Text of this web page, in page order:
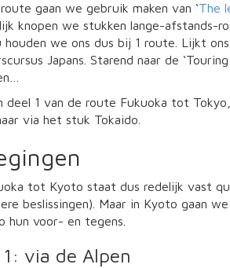
gaan we gebruik maken van ‘The
knopen we stukken lange-afstands-
houden we ons dus bij 1 route. Lijkt
Japans. Starend naar de
deel 1 van de route Fukuoka tot
via het stuk Tokaido.
tot Kyoto staat dus redelijk vast
beslissingen). Maar in Kyoto gaan
hun voor- en tegens.
via de Alpen